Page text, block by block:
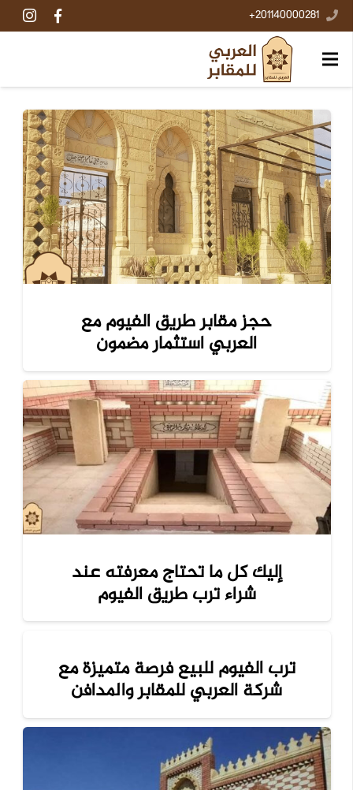
201140000281+
حجز مقابر طريق الفيوم مع
العربي استثمار مضمون
إليك كل ما تحتاج معرفته عند
شراء ترب طريق الفيوم
ترب الفيوم للبيع فرصة متميزة مع
شركة العربي للمقابر والمدافن